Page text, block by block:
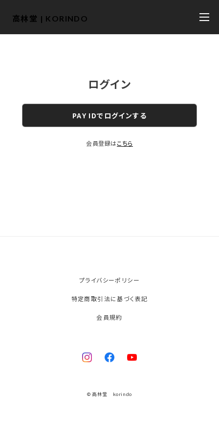
高林堂 | KORINDO
ログイン
PAY IDでログインする
会員登録はこちら
プライバシーポリシー
特定商取引法に基づく表記
会員規約
© 高林堂 korindo